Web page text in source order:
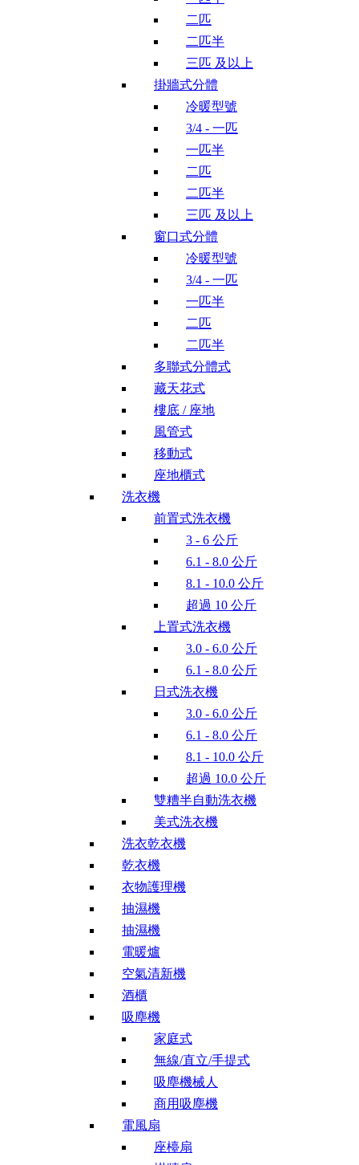
二匹
二匹半
三匹 及以上
掛牆式分體
冷暖型號
3/4 - 一匹
一匹半
二匹
二匹半
三匹 及以上
窗口式分體
冷暖型號
3/4 - 一匹
一匹半
二匹
二匹半
多聯式分體式
藏天花式
樓底 / 座地
風管式
移動式
座地櫃式
洗衣機
前置式洗衣機
3 - 6 公斤
6.1 - 8.0 公斤
8.1 - 10.0 公斤
超過 10 公斤
上置式洗衣機
3.0 - 6.0 公斤
6.1 - 8.0 公斤
日式洗衣機
3.0 - 6.0 公斤
6.1 - 8.0 公斤
8.1 - 10.0 公斤
超過 10.0 公斤
雙糟半自動洗衣機
美式洗衣機
洗衣乾衣機
乾衣機
衣物護理機
抽濕機
抽濕機
電暖爐
空氣清新機
酒櫃
吸塵機
家庭式
無線/直立/手提式
吸塵機械人
商用吸塵機
電風扇
座檯扇